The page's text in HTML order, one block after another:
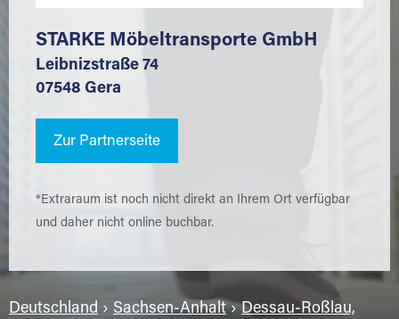
STARKE Möbeltransporte GmbH
Leibnizstraße 74
07548 Gera
Zur Partnerseite
*Extraraum ist noch nicht direkt an Ihrem Ort verfügbar
und daher nicht online buchbar.
Deutschland › Sachsen-Anhalt› Dessau-Roßlau,